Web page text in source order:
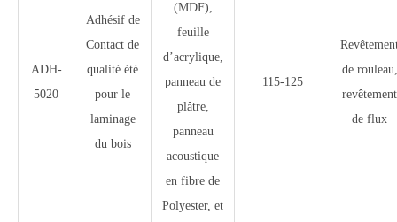
ADH-
5020
Adhésif de
Contact de
qualité été
pour le
laminage
du bois
(MDF),
feuille
d’acrylique,
panneau de
plâtre,
panneau
acoustique
en fibre de
Polyester, et
115-125
de rouleau,
revêtement
de flux